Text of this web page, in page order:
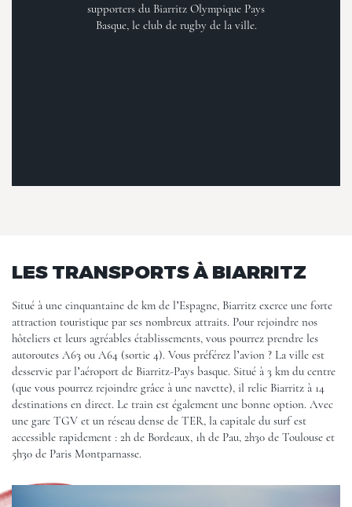
supporters du Biarritz Olympique Pays
Basque, le club de rugby de la ville.
LES TRANSPORTS À BIARRITZ
Situé à une cinquantaine de km de l’Espagne, Biarritz exerce une forte
attraction touristique par ses nombreux attraits. Pour rejoindre nos
hôteliers et leurs agréables établissements, vous pourrez prendre les
autoroutes A63 ou A64 (sortie 4). Vous préférez l’avion ? La ville est
desservie par l’aéroport de Biarritz-Pays basque. Situé à 3 km du centre
(que vous pourrez rejoindre grâce à une navette), il relie Biarritz à 14
destinations en direct. Le train est également une bonne option. Avec
une gare TGV et un réseau dense de TER, la capitale du surf est
accessible rapidement : 2h de Bordeaux, 1h de Pau, 2h30 de Toulouse et
5h30 de Paris Montparnasse.